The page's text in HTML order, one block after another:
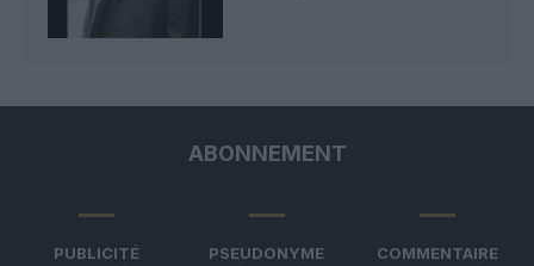
ABONNEMENT
PUBLICITÉ
PSEUDONYME
COMMENTAIRE